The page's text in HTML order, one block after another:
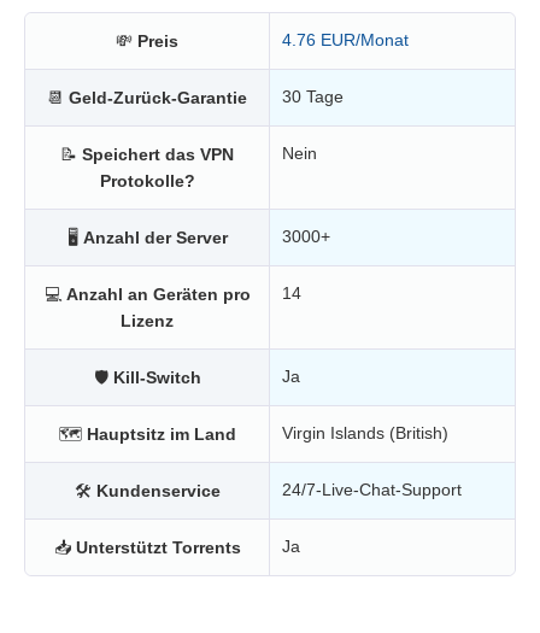
💸 Preis 4.76 EUR/Monat
📆 Geld-Zurück-Garantie 30 Tage
📝 Speichert das VPN
Protokolle?
Nein
🖥 Anzahl der Server 3000+
💻 Anzahl an Geräten pro
Lizenz
14
🛡 Kill-Switch Ja
🗺 Hauptsitz im Land Virgin Islands (British)
🛠 Kundenservice 24/7-Live-Chat-Support
📥 Unterstützt Torrents Ja